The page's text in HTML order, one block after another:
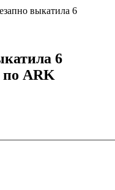
выкатила 6
6
по ARK